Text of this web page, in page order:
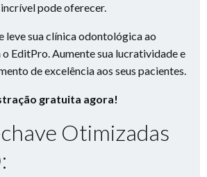
pode oferecer.
leve sua clínica odontológica ao
EditPro. Aumente sua lucratividade e
de excelência aos seus pacientes.
gratuita agora!
Otimizadas